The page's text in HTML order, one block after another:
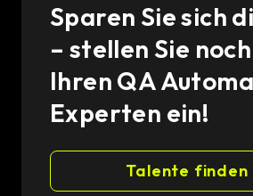
Sparen Sie sich
– stellen Sie
Ihren QA
Experten ein!
Talente finden